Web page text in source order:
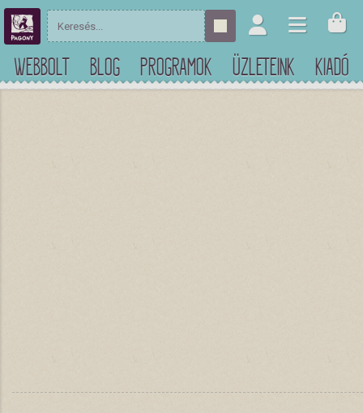
WEBBOLT BLOG PROGRAMOK ÜZLETEINK KIADÓ